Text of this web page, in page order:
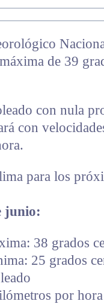
de 39
con nula
con
para los
junio:
38 grados
25 grados
por